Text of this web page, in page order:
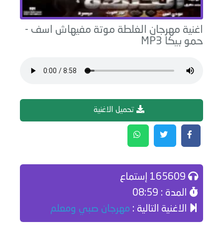
اغنية مهرجان الغلطة موتة مفيهاش اسف -
حمو بيكا
تحميل الاغنية
المدة : 08:59
الاغنية التالية : مهرجان صبي ومعلم